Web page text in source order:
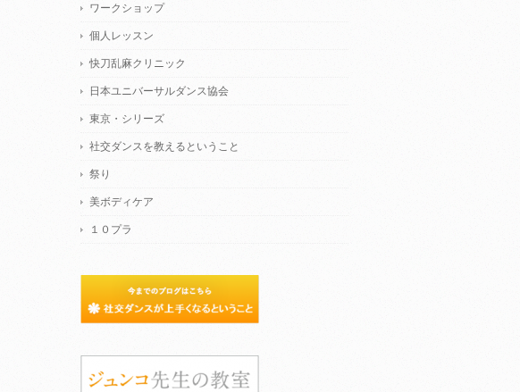
ワークショップ
個人レッスン
快刀乱麻クリニック
日本ユニバーサルダンス協会
東京・シリーズ
社交ダンスを教えるということ
祭り
美ボディケア
１０プラ